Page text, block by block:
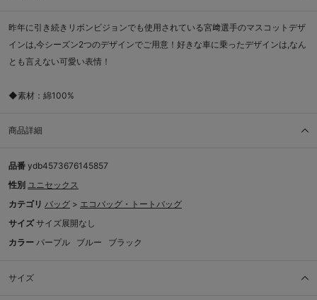
昨年に引き続きリボンビジョンでも使用されている宮﨑選手のマスコットデザ
インは,今シーズン2つのデザインでご用意！好きな車に乗ったデザインは,なん
とも言えない可愛い表情！
◆素材：綿100%
商品詳細
品番 ydb4573676145857
性別 ユニセックス
カテゴリ バッグ > エコバッグ・トートバッグ
サイズ サイズ展開なし
カラー パープル ブルー ブラック
サイズ